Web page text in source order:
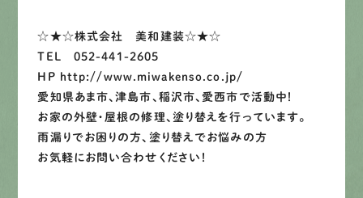
LINEでお手軽相談
☆★☆株式会社 美和建装☆★☆
TEL 052-441-2605
HP http://www.miwakenso.co.jp/
愛知県あま市、津島市、稲沢市、愛西市で活動中！
お家の外壁・屋根の修理、塗り替えを行っています。
雨漏りでお困りの方、塗り替えでお悩みの方
お気軽にお問い合わせください！